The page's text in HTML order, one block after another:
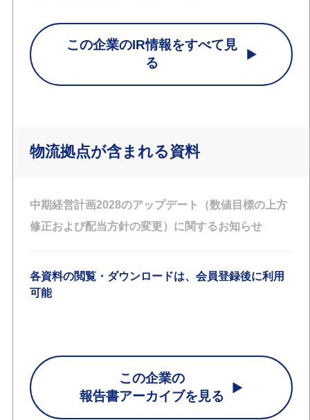
この企業のIR情報をすべて見
る
物流拠点が含まれる資料
中期経営計画2028のアップデート（数値目標の上方
修正および配当方針の変更）に関するお知らせ
各資料の閲覧・ダウンロードは、会員登録後に利用
可能
この企業の
報告書アーカイブを見る